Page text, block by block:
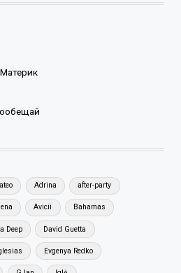
Adrina after-party
Avicii Bahamas
Deep David Guetta
Evgenya Redko